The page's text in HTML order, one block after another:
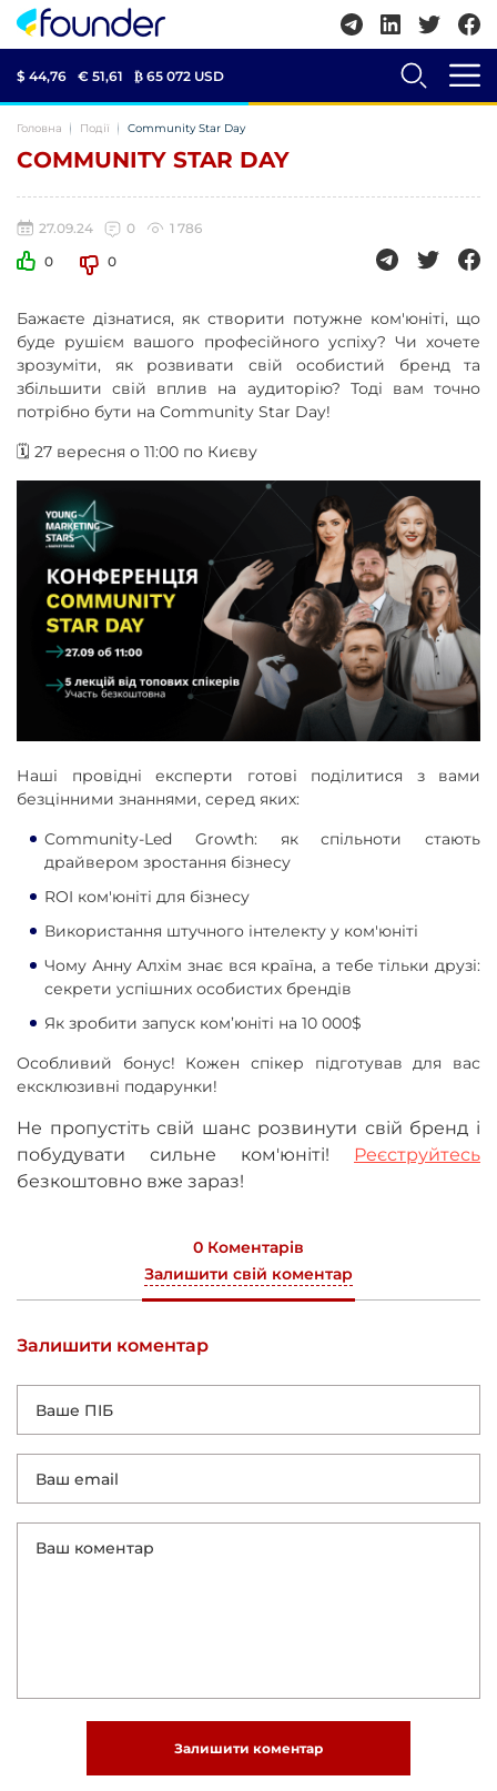
$ 44,76 € 51,61 ₿ 65 072 USD
Головна Події Community Star Day
COMMUNITY STAR DAY
27.09.24 0
1 786
0
0
Бажаєте дізнатися, як створити потужне ком'юніті, що
буде рушієм вашого професійного успіху? Чи хочете
зрозуміти, як розвивати свій особистий бренд та
збільшити свій вплив на аудиторію? Тоді вам точно
потрібно бути на Community Star Day!
🗓 27 вересня о 11:00 по Києву
Наші провідні експерти готові поділитися з вами
безцінними знаннями, серед яких:
Community-Led Growth: як спільноти стають
драйвером зростання бізнесу
ROI ком'юніті для бізнесу
Використання штучного інтелекту у ком'юніті
Чому Анну Алхім знає вся країна, а тебе тільки друзі:
секрети успішних особистих брендів
Як зробити запуск ком’юніті на 10 000$
Особливий бонус! Кожен спікер підготував для вас
ексклюзивні подарунки!
Не пропустіть свій шанс розвинути свій бренд і
побудувати сильне ком'юніті!
Реєструйтесь
безкоштовно вже зараз!
0 Коментарів
Залишити свій коментар
Залишити коментар
Залишити коментар